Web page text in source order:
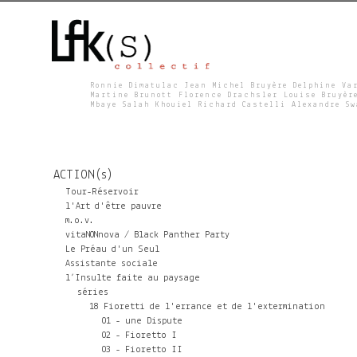
F
K
S
Ronnie Dimatulac Jean Michel Bruyère Delphine
Martine Brunott Florence Drachsler Louise
Mbaye Salah Khouiel Richard Castelli Alexandre
ACTION(s)
Tour-Réservoir
l'Art d'être pauvre
m.o.v.
vitaNONnova / Black Panther Party
Le Préau d'un Seul
Assistante sociale
l’Insulte faite au paysage
séries
18 Fioretti de l'errance et de l'extermination
01 - une Dispute
02 - Fioretto I
03 - Fioretto II